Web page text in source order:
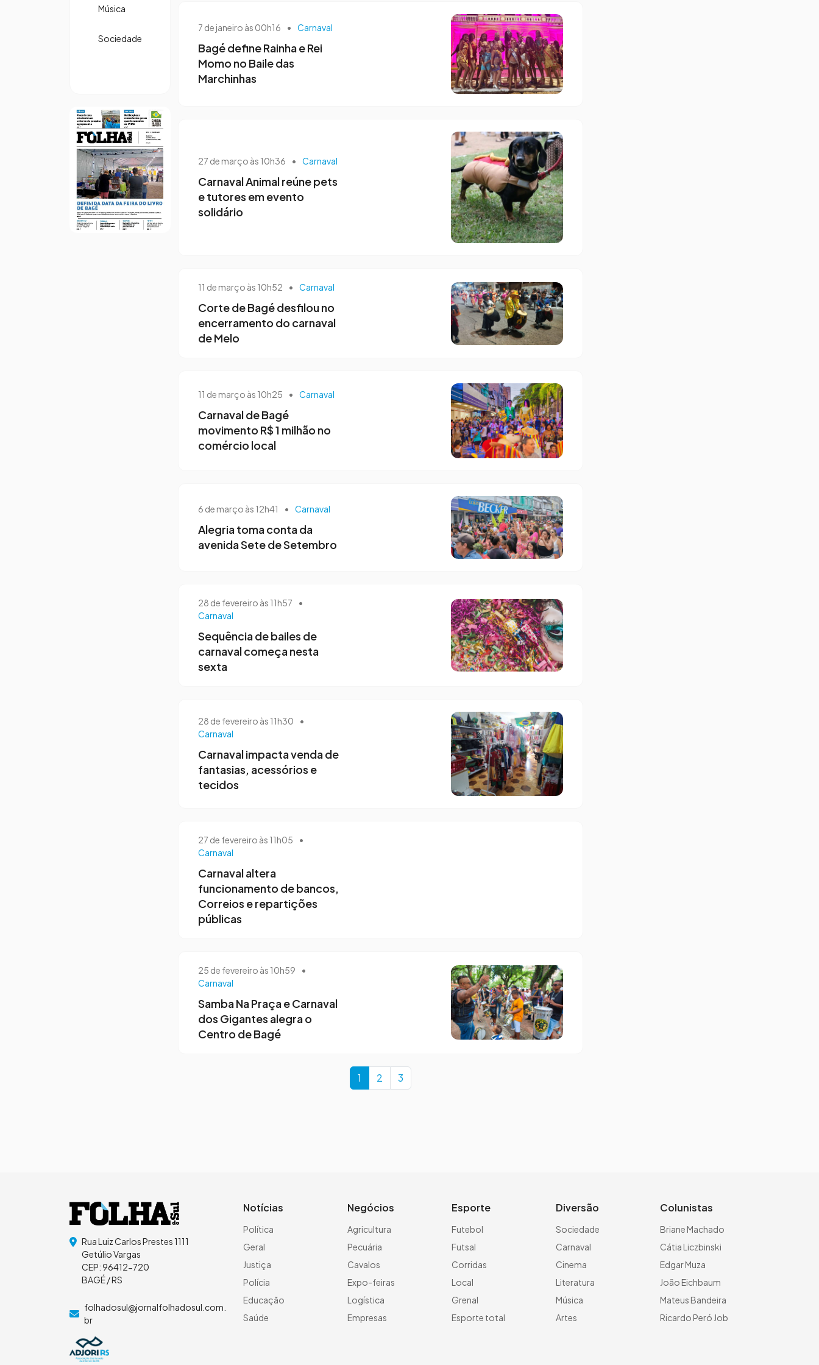
Música
Sociedade
7 de janeiro às 00h16 • Carnaval
Bagé define Rainha e Rei
Momo no Baile das
Marchinhas
27 de março às 10h36 • Carnaval
Carnaval Animal reúne pets
e tutores em evento
solidário
11 de março às 10h52 • Carnaval
Corte de Bagé desfilou no
encerramento do carnaval
de Melo
11 de março às 10h25 • Carnaval
Carnaval de Bagé
movimento R$ 1 milhão no
comércio local
6 de março às 12h41 • Carnaval
Alegria toma conta da
avenida Sete de Setembro
28 de fevereiro às 11h57
•
Carnaval
Sequência de bailes de
carnaval começa nesta
sexta
28 de fevereiro às 11h30
•
Carnaval
Carnaval impacta venda de
fantasias, acessórios e
tecidos
27 de fevereiro às 11h05
•
Carnaval
Carnaval altera
funcionamento de bancos,
Correios e repartições
públicas
25 de fevereiro às 10h59
•
Carnaval
Samba Na Praça e Carnaval
dos Gigantes alegra o
Centro de Bagé
Current Page
1 Page
2 Page
3
Rua Luiz Carlos Prestes 1111
Getúlio Vargas
CEP: 96412-720
BAGÉ / RS
folhadosul@jornalfolhadosul.com.
br
Notícias
Política
Geral
Justiça
Polícia
Educação
Saúde
Negócios
Agricultura
Pecuária
Cavalos
Expo-feiras
Logística
Empresas
Esporte
Futebol
Futsal
Corridas
Local
Grenal
Esporte total
Diversão
Sociedade
Carnaval
Cinema
Literatura
Música
Artes
Colunistas
Briane Machado
Cátia Liczbinski
Edgar Muza
João Eichbaum
Mateus Bandeira
Ricardo Peró Job